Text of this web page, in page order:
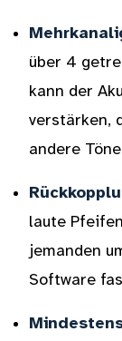
über 4
kann der
verstärken,
andere
laute
jemanden
Software